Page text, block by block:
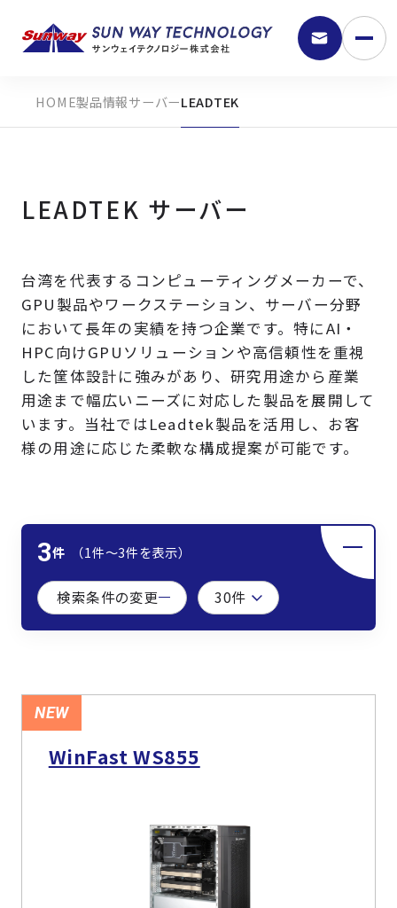
9:30 - 18:00
ニュース
弊社の強み
製品検索
サービス
事例
会社案内
製品情報サーバーLEADTEK
LEADTEK サーバー
台湾を代表するコンピューティングメーカーで、
GPU製品やワークステーション、サーバー分野
において長年の実績を持つ企業です。特にAI・
HPC向けGPUソリューションや高信頼性を重視
した筐体設計に強みがあり、研究用途から産業
用途まで幅広いニーズに対応した製品を展開して
います。当社ではLeadtek製品を活用し、お客
様の用途に応じた柔軟な構成提案が可能です。
3件 （1件〜3件を表示）
検索条件の変更
NEW
WinFast WS855